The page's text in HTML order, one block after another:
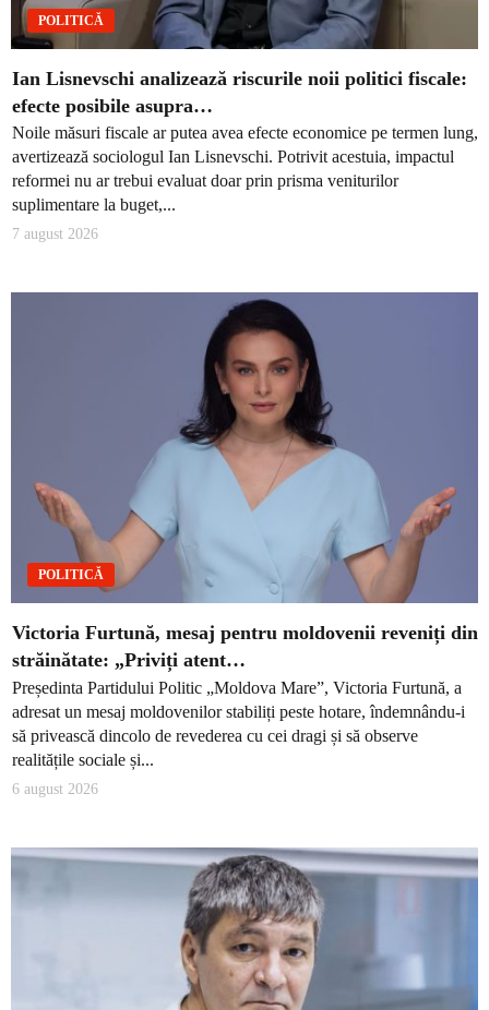
POLITICĂ
Ian Lisnevschi analizează riscurile noii politici fiscale:
efecte posibile asupra…
Noile măsuri fiscale ar putea avea efecte economice pe termen lung,
avertizează sociologul Ian Lisnevschi. Potrivit acestuia, impactul
reformei nu ar trebui evaluat doar prin prisma veniturilor
suplimentare la buget,...
7 august 2026
POLITICĂ
Victoria Furtună, mesaj pentru moldovenii reveniți din
străinătate: „Priviți atent…
Președinta Partidului Politic „Moldova Mare”, Victoria Furtună, a
adresat un mesaj moldovenilor stabiliți peste hotare, îndemnându-i
să privească dincolo de revederea cu cei dragi și să observe
realitățile sociale și...
6 august 2026